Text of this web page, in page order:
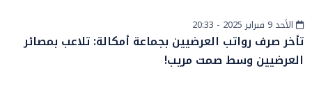
أخبار الصحراءالأحد 9 فبراير 2025 - 20:33
تأخر صرف رواتب العرضيين بجماعة أمكالة: تلاعب بمصائر
العرضيين وسط صمت مريب!